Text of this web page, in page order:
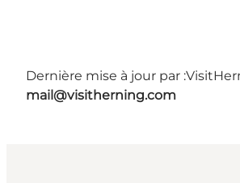
Dernière mise à jour par :
mail@visitherning.com